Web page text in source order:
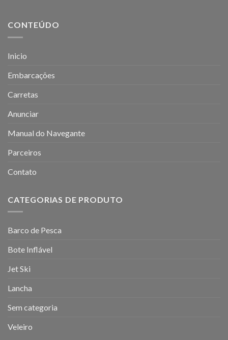
CONTEÚDO
Inicio
Embarcações
Carretas
Anunciar
Manual do Navegante
Parceiros
Contato
CATEGORIAS DE PRODUTO
Barco de Pesca
Bote Inflável
Jet Ski
Lancha
Sem categoria
Veleiro